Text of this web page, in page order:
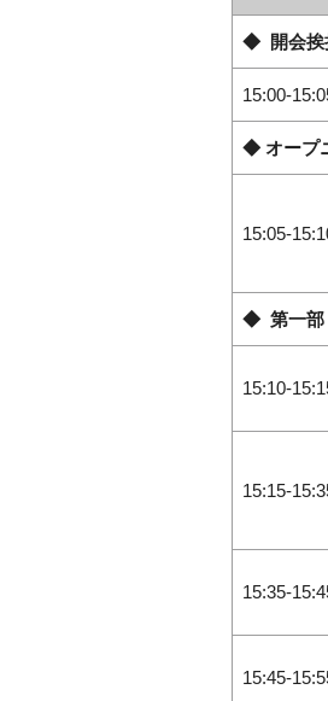
◆ 開会挨
◆ オープ
◆ 第一部